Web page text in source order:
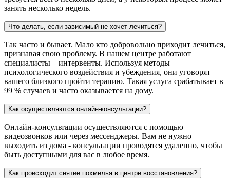
занять несколько недель.
Что делать, если зависимый не хочет лечиться?
Так часто и бывает. Мало кто добровольно приходит лечиться,
признавая свою проблему. В нашем центре работают
специалисты – интервенты. Используя методы
психологического воздействия и убеждения, они уговорят
вашего близкого пройти терапию. Такая услуга срабатывает в
99 % случаев и часто оказывается на дому.
Как осуществляются онлайн-консультации?
Онлайн-консультации осуществляются с помощью
видеозвонков или через мессенджеры. Вам не нужно
выходить из дома - консультации проводятся удаленно, чтобы
быть доступными для вас в любое время.
Как происходит снятие похмелья в центре восстановления?